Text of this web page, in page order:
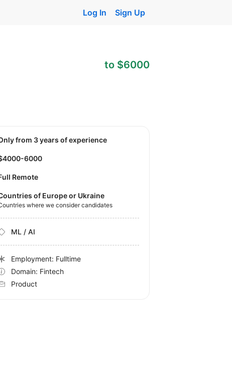
Log In Sign Up
to $6000
Only from 3 years of experience
$4000-6000
Remote
of Europe or Ukraine
where we consider candidates
ML / AI
Employment: Fulltime
Domain: Fintech
Product